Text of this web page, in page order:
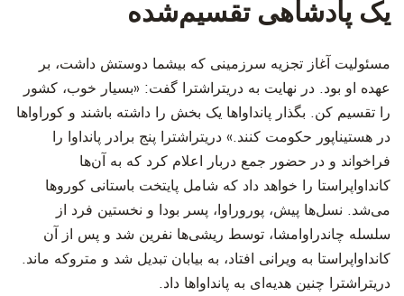
یک پادشاهی تقسیم‌شده
‫مسئولیت آغاز تجزیه سرزمینی که بیشما دوستش داشت، بر
عهده او بود. در نهایت به دریتراشترا گفت: «بسیار خوب، کشور
را تقسیم کن. بگذار پانداواها یک بخش را داشته باشند و کوراواها
در هستیناپور حکومت کنند.» دریتراشترا پنج برادر پانداوا را
فراخواند و در حضور جمع دربار اعلام کرد که به آن‌ها
کانداواپراستا را خواهد داد که شامل پایتخت باستانی کوروها
می‌شد. نسل‌ها پیش، پوروراوا، پسر بودا و نخستین فرد از
سلسله چاندراوامشا، توسط ریشی‌ها نفرین شد و پس از آن
کانداواپراستا به ویرانی افتاد، به بیابان تبدیل شد و متروکه ماند.
دریتراشترا چنین هدیه‌ای به پانداواها داد.